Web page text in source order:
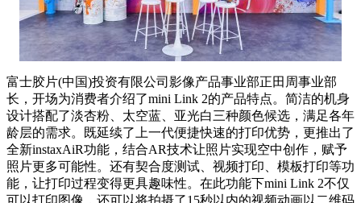
富士胶片(中国)投资有限公司影像产品事业部正田周事业部
长，开场为消费者介绍了mini Link 2的产品特点。简洁的机身
设计搭配了淡杏粉、太空蓝、亚光白三种颜色候选，满足各年
龄层的需求。既延续了上一代便捷快速的打印优势，更推出了
全新instaxAiR功能，结合AR技术让照片实现空中创作，赋予
照片更多可能性。还有契合度测试、视频打印、模板打印等功
能，让打印过程变得更具趣味性。在此功能下mini Link 2不仅